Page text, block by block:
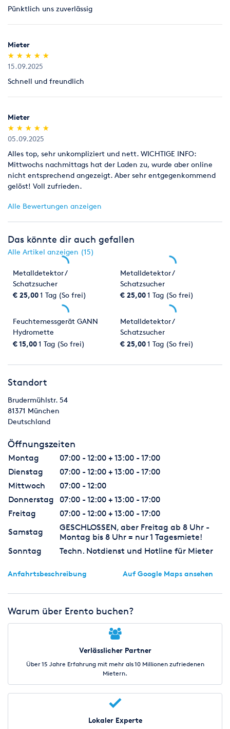
Fenster und Türen
der Prüfung der Dämmung von Fenstern, Türen und
Rollladenkästen
Ermittlung von Zugluftquellen
oder undichten Stellen
Verbinden Sie die GTC 400 C Professional über WiFi mit der
Bosch Measuring Master App. Die aufgenommenen Bilder und
die Messwerte können gespeichert und zur Vorbereitung und
Laden Sie die kostenlose Bosch Measuring Master App
herunter (AppStore und GooglePlay)
Pünktlich uns zuverlässig
Mieter
(*)
★
★
(*) ★
★
(*) ★
★
(*) ★
★
(*) ★
★
15.09.2025
Schnell und freundlich
Mieter
(*)
★
★
(*) ★
★
(*) ★
★
(*) ★
★
(*) ★
★
05.09.2025
Alles top, sehr unkompliziert und nett. WICHTIGE INFO:
Mittwochs nachmittags hat der Laden zu, wurde aber online
nicht entsprechend angezeigt. Aber sehr entgegenkommend
gelöst! Voll zufrieden.
Alle Bewertungen anzeigen
Das könnte dir auch gefallen
Alle Artikel anzeigen (15)
Metalldetektor /
Schatzsucher
€ 25,001 Tag (So frei)
Metalldetektor /
Schatzsucher
€ 25,001 Tag (So frei)
Feuchtemessgerät GANN
Hydromette
€ 15,001 Tag (So frei)
Metalldetektor /
Schatzsucher
€ 25,001 Tag (So frei)
Standort
Brudermühlstr. 54
81371 München
Deutschland
Öffnungszeiten
Montag
07:00 - 12:00 + 13:00 - 17:00
Dienstag
07:00 - 12:00 + 13:00 - 17:00
Mittwoch
07:00 - 12:00
Donnerstag
07:00 - 12:00 + 13:00 - 17:00
Freitag
07:00 - 12:00 + 13:00 - 17:00
Samstag
GESCHLOSSEN, aber Freitag ab 8 Uhr -
Montag bis 8 Uhr = nur 1 Tagesmiete!
Sonntag
Techn. Notdienst und Hotline für Mieter
Anfahrtsbeschreibung Auf Google Maps ansehen
Warum über Erento buchen?
Verlässlicher Partner
Über 15 Jahre Erfahrung mit mehr als 10 Millionen zufriedenen
Mietern.
Lokaler Experte